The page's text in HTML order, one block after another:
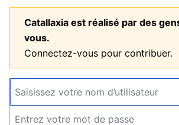
Catallaxia est réalisé par des
vous.
Connectez-vous pour contribuer.